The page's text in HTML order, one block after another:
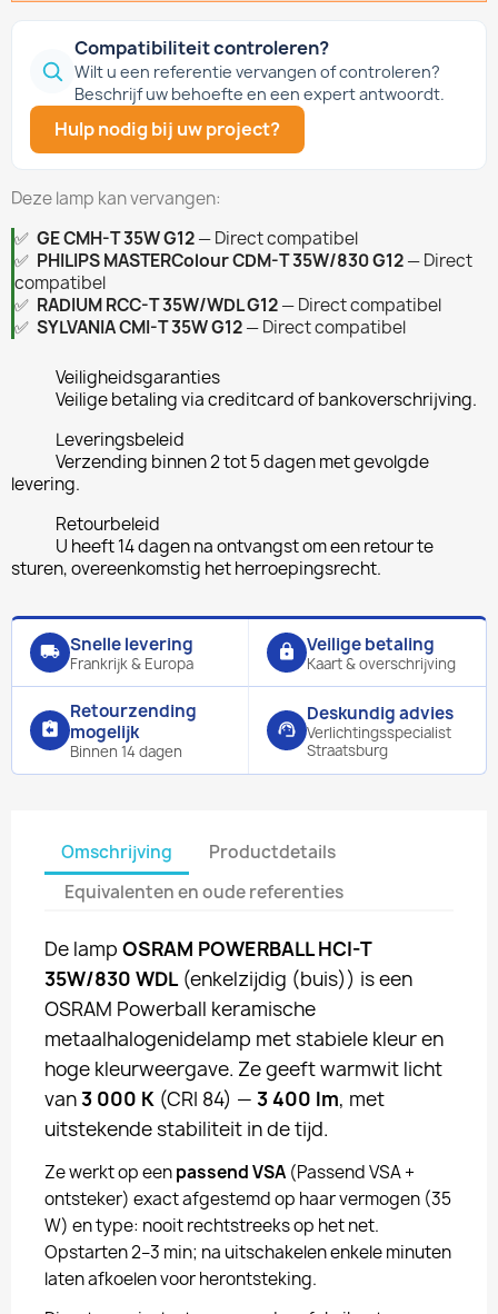
Compatibiliteit controleren?
Wilt u een referentie vervangen of controleren?
Beschrijf uw behoefte en een expert antwoordt.
Hulp nodig bij uw project?
Deze lamp kan vervangen:
✅ GE CMH-T 35W G12— Direct compatibel
✅ PHILIPS MASTERColour CDM-T 35W/830 G12— Direct
compatibel
✅ RADIUM RCC-T 35W/WDL G12— Direct compatibel
✅ SYLVANIA CMI-T 35W G12— Direct compatibel
Veiligheidsgaranties
Veilige betaling via creditcard of bankoverschrijving.
Leveringsbeleid
Verzending binnen 2 tot 5 dagen met gevolgde
levering.
Retourbeleid
U heeft 14 dagen na ontvangst om een retour te
sturen, overeenkomstig het herroepingsrecht.
local_shipping Snelle levering
Frankrijk & Europa
lock Veilige betaling
Kaart & overschrijving
assignment_return
Retourzending
mogelijk
Binnen 14 dagen
support_agent
Deskundig advies
Verlichtingsspecialist
Straatsburg
Omschrijving
Productdetails
Equivalenten en oude referenties
De lamp OSRAM POWERBALL HCI-T
35W/830 WDL(enkelzijdig (buis)) is een
OSRAM Powerball keramische
metaalhalogenidelamp met stabiele kleur en
hoge kleurweergave. Ze geeft warmwit licht
van3 000 K (CRI 84) — 3 400 lm, met
uitstekende stabiliteit in de tijd.
Ze werkt op eenpassend VSA (Passend VSA +
ontsteker) exact afgestemd op haar vermogen (35
W) en type: nooit rechtstreeks op het net.
Opstarten 2–3 min; na uitschakelen enkele minuten
laten afkoelen voor herontsteking.